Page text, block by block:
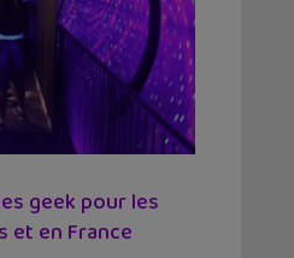
geek pour les
et en France